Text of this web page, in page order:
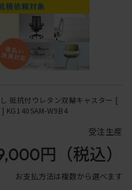
抵抗付ウレタン双輪キャスター [
KG140SAM-W9B4
受注生産
円 （税込）
お支払方法は複数から選べます